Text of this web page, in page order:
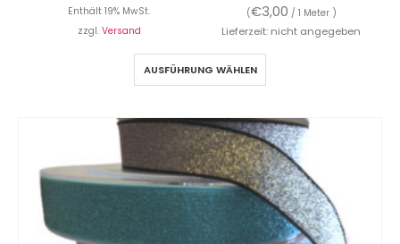
Enthält 19% MwSt. (€3,00 / 1 Meter )
zzgl. Versand Lieferzeit: nicht angegeben
AUSFÜHRUNG WÄHLEN